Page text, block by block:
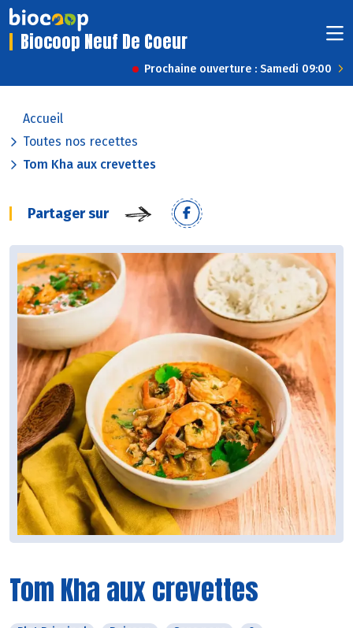
Biocoop Neuf De Coeur
Prochaine ouverture : Samedi 09:00
Accueil
Toutes nos recettes
Tom Kha aux crevettes
Partager sur
Tom Kha aux crevettes